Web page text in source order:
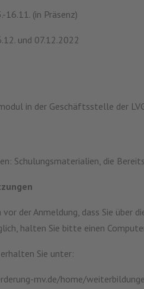
(in Präsenz)
07.12.2022
in der Geschäftsstelle der
Schulungsmaterialien, die
vor der Anmeldung, dass Sie
halten Sie bitte einen
Sie unter:
mv.de/home/